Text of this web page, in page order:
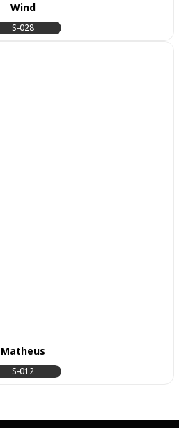
Wind
S-028
Matheus
S-012